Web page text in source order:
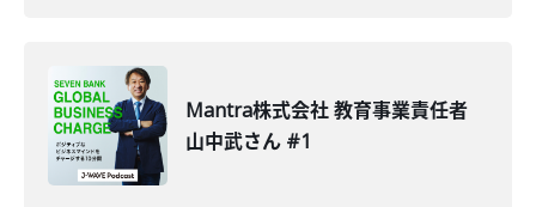
Mantra株式会社 教育事業責任者
山中武さん #1